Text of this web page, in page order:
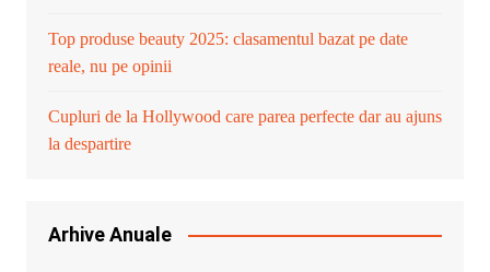
Top produse beauty 2025: clasamentul bazat pe date
reale, nu pe opinii
Cupluri de la Hollywood care parea perfecte dar au ajuns
la despartire
Arhive Anuale